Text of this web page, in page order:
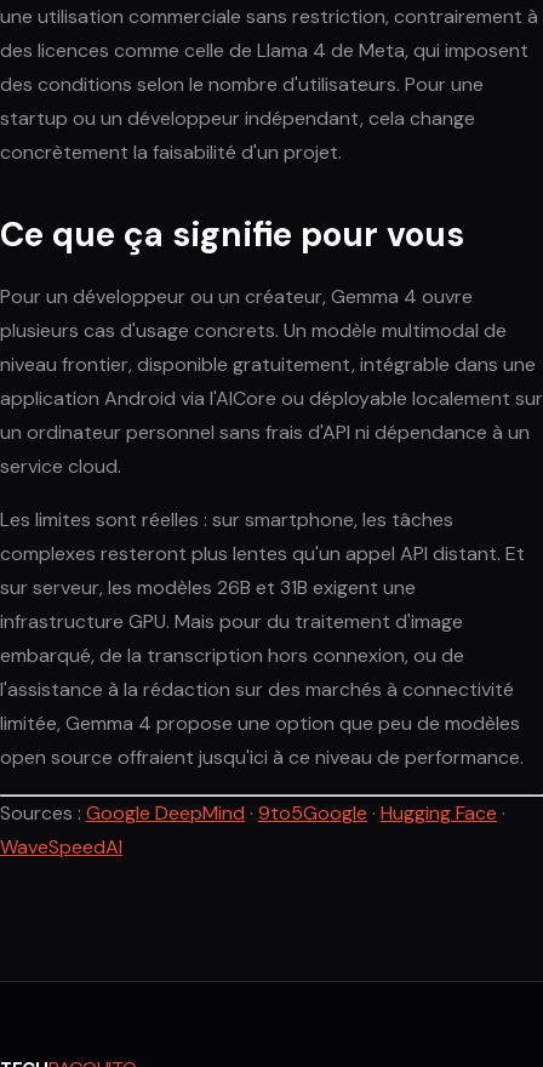
une utilisation commerciale sans restriction, contrairement à
des licences comme celle de Llama 4 de Meta, qui imposent
des conditions selon le nombre d'utilisateurs. Pour une
startup ou un développeur indépendant, cela change
concrètement la faisabilité d'un projet.
Ce que ça signifie pour vous
Pour un développeur ou un créateur, Gemma 4 ouvre
plusieurs cas d'usage concrets. Un modèle multimodal de
niveau frontier, disponible gratuitement, intégrable dans une
application Android via l'AICore ou déployable localement sur
un ordinateur personnel sans frais d'API ni dépendance à un
service cloud.
Les limites sont réelles : sur smartphone, les tâches
complexes resteront plus lentes qu'un appel API distant. Et
sur serveur, les modèles 26B et 31B exigent une
infrastructure GPU. Mais pour du traitement d'image
embarqué, de la transcription hors connexion, ou de
l'assistance à la rédaction sur des marchés à connectivité
limitée, Gemma 4 propose une option que peu de modèles
open source offraient jusqu'ici à ce niveau de performance.
Sources : Google DeepMind · 9to5Google · Hugging Face ·
WaveSpeedAI